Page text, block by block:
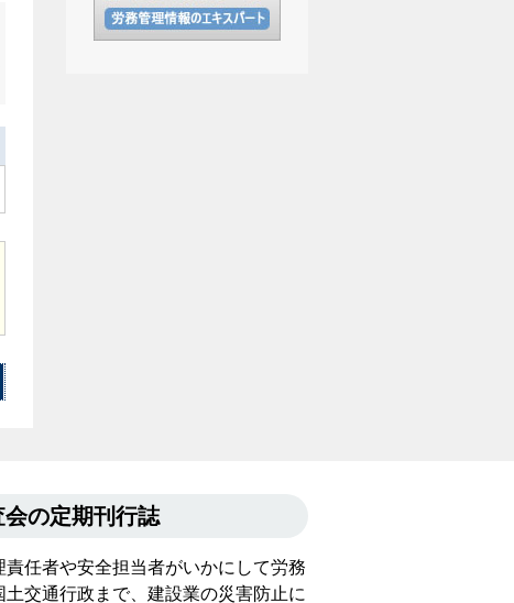
の定期刊行誌
任者や安全担当者がいかにして労務
交通行政まで、建設業の災害防止に